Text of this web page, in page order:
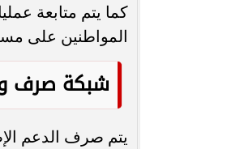
كما يتم متابعة
المواطنين على
شبكة صرف